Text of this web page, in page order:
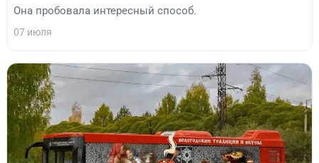
Она пробовала интересный способ.
07 июля